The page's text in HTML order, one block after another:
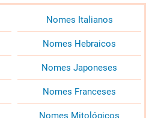
Nomes Italianos
Nomes Hebraicos
Nomes Japoneses
Nomes Franceses
Nomes Mitológicos